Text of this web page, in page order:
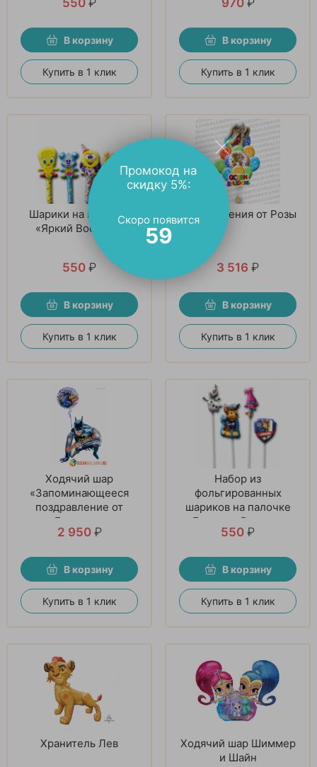
В корзину
Купить в 1 клик
В корзину
Купить в 1 клик
Шарики на палочке
«Яркий Восторг»
550 ₽
В корзину
Купить в 1 клик
Поздравления от Розы
3 516 ₽
В корзину
Купить в 1 клик
Ходячий шар
«Запоминающееся
поздравление от
Бэтмена»
2 950 ₽
В корзину
Купить в 1 клик
Набор из
фольгированных
шариков на палочке
«Большая Радость»
550 ₽
В корзину
Купить в 1 клик
Хранитель Лев
Ходячий шар Шиммер
и Шайн
Промокод на
скидку 5%:
Скоро появится
58